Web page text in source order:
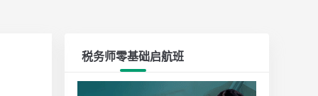
税务师零基础启航班